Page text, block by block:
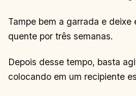
ESPERTA –
DE
LENDO
Tampe bem a garrada e deixe
quente por três semanas.
Depois desse tempo, basta
colocando em um recipiente